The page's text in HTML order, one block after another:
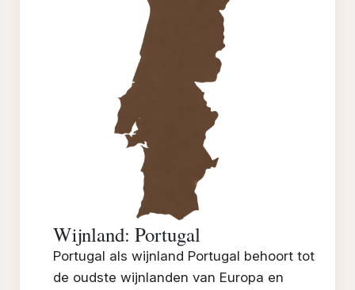
Wijnland: Portugal
Portugal als wijnland Portugal behoort tot
de oudste wijnlanden van Europa en